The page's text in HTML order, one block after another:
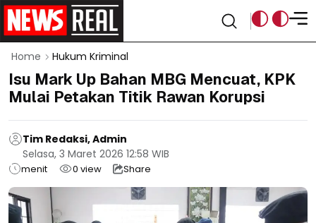
Home Hukum Kriminal
Isu Mark Up Bahan MBG Mencuat, KPK
Mulai Petakan Titik Rawan Korupsi
Tim Redaksi, Admin
Selasa, 3 Maret 2026 12:58 WIB
menit 0 view Share